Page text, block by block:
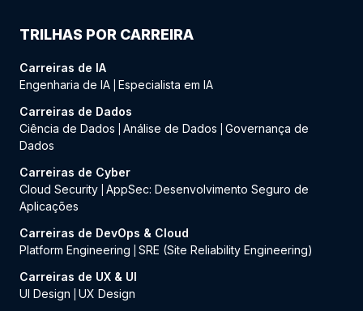
TRILHAS POR CARREIRA
Carreiras de IA
Engenharia de IA Especialista em IA
Carreiras de Dados
Ciência de Dados
Análise de Dados
Governança de
Dados
Carreiras de Cyber
Cloud Security AppSec: Desenvolvimento Seguro de
Aplicações
Carreiras de DevOps & Cloud
Platform Engineering
SRE (Site Reliability Engineering)
Carreiras de UX & UI
UI Design
UX Design